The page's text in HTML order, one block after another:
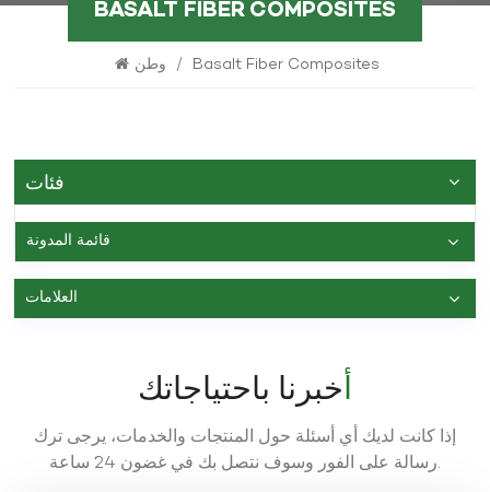
BASALT FIBER COMPOSITES
/ Basalt Fiber Composites
فئات
قائمة المدونة
العلامات
أخبرنا باحتياجاتك
إذا كانت لديك أي أسئلة حول المنتجات والخدمات، يرجى ترك
رسالة على الفور وسوف نتصل بك في غضون 24 ساعة.